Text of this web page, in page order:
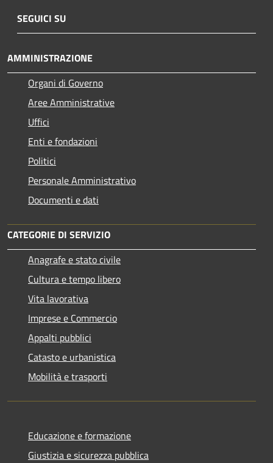
SEGUICI SU
AMMINISTRAZIONE
Organi di Governo
Aree Amministrative
Uffici
Enti e fondazioni
Politici
Personale Amministrativo
Documenti e dati
CATEGORIE DI SERVIZIO
Anagrafe e stato civile
Cultura e tempo libero
Vita lavorativa
Imprese e Commercio
Appalti pubblici
Catasto e urbanistica
Mobilità e trasporti
Educazione e formazione
Giustizia e sicurezza pubblica